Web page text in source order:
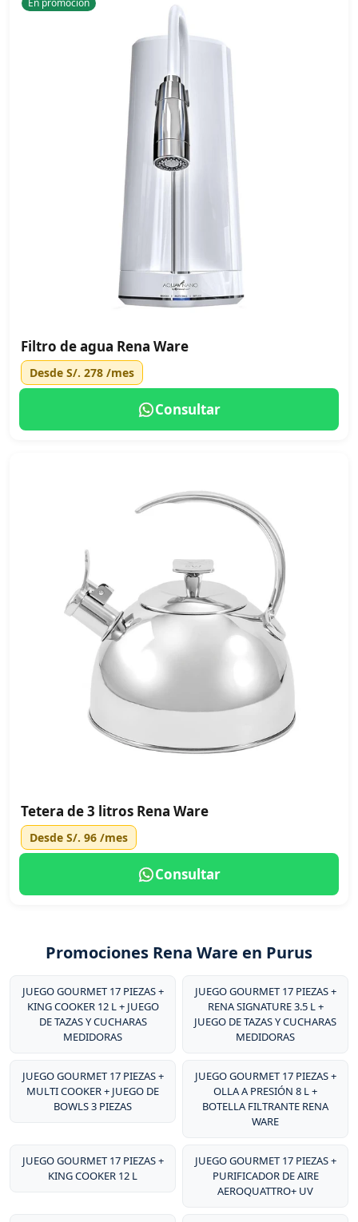
En promoción
Filtro de agua Rena Ware
Desde S/. 278 /mes
Consultar
Tetera de 3 litros Rena Ware
Desde S/. 96 /mes
Consultar
Promociones Rena Ware en Purus
JUEGO GOURMET 17 PIEZAS +
KING COOKER 12 L + JUEGO
DE TAZAS Y CUCHARAS
MEDIDORAS
JUEGO GOURMET 17 PIEZAS +
RENA SIGNATURE 3.5 L +
JUEGO DE TAZAS Y CUCHARAS
MEDIDORAS
JUEGO GOURMET 17 PIEZAS +
MULTI COOKER + JUEGO DE
BOWLS 3 PIEZAS
JUEGO GOURMET 17 PIEZAS +
OLLA A PRESIÓN 8 L +
BOTELLA FILTRANTE RENA
WARE
JUEGO GOURMET 17 PIEZAS +
KING COOKER 12 L
JUEGO GOURMET 17 PIEZAS +
PURIFICADOR DE AIRE
AEROQUATTRO+ UV